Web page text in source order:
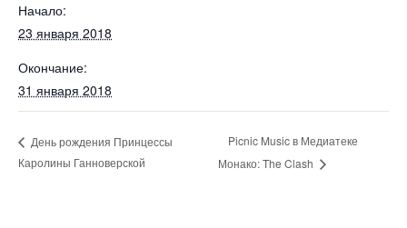
Начало:
23 января 2018
Окончание:
31 января 2018
День рождения Принцессы
Каролины Ганноверской
Picnic Music в Медиатеке
Монако: The Clash